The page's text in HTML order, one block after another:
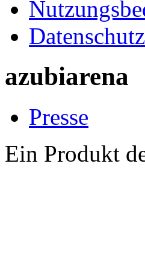
Datenschutz
azubiarena
Presse
Ein Produkt